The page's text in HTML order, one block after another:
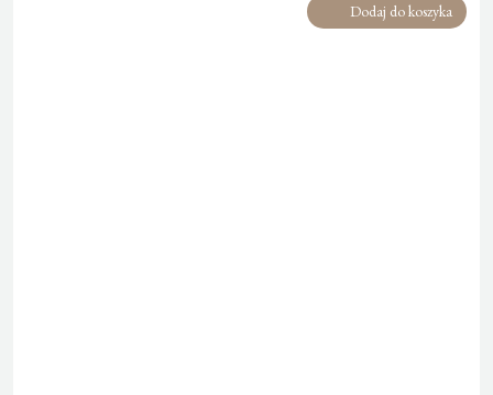
Dodaj do koszyka